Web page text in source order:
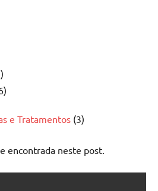
e Tratamentos (3)
encontrada neste post.